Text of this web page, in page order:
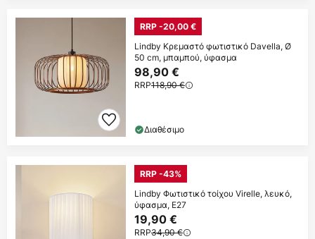
RRP -20,00 €
Lindby Κρεμαστό φωτιστικό Davella, Ø
50 cm, μπαμπού, ύφασμα
98,90 €
RRP118,90 €
Διαθέσιμο
RRP -43%
Lindby Φωτιστικό τοίχου Virelle, λευκό,
ύφασμα, E27
19,90 €
RRP34,90 €